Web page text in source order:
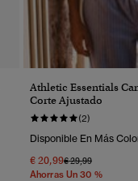
Athletic Essentials
Corte Ajustado
(2)
Disponible En Más
€ 20,99Precio Rebajado
€ 29,99A
Ahorras Un 30 %